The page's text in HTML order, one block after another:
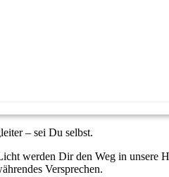
– sei Du selbst.
werden Dir den Weg in unsere
Versprechen.